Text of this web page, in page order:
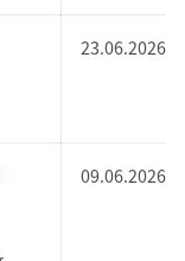
23.06.2026
09.06.2026